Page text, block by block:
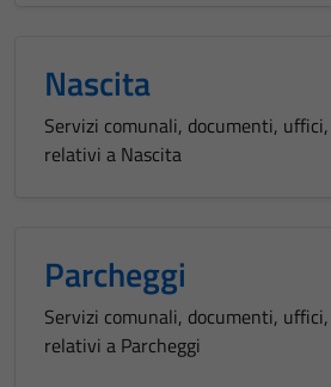
Nascita
Servizi comunali, documenti,
relativi a Nascita
Parcheggi
Servizi comunali, documenti,
relativi a Parcheggi